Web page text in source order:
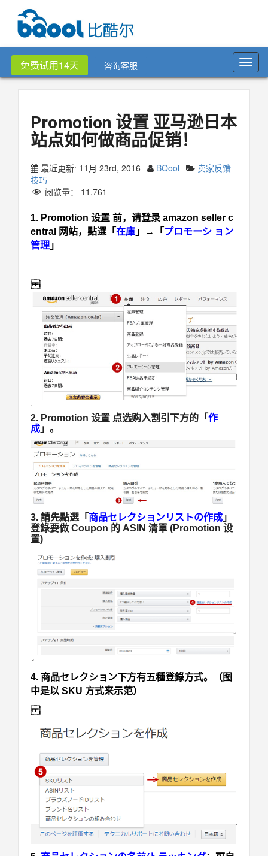
免费试用14天 咨询客服
Promotion 设置 亚马逊日本
站点如何做商品促销！
最近更新: 11月 23rd, 2016 BQool
卖家反馈
技巧
阅览量： 11,761
1. Promotion 设置 前，请登录 amazon seller c
entral 网站，點選「在庫 」→「 プロモーシ ョン
管理 」
2. Promotion 设置 点选购入割引下方的「作
成 」。
3. 請先點選「 商品セレクションリストの作成 」
登錄要做 Coupon 的 ASIN 清單 (Promotion 设
置)
4. 商品セレクション下方有五種登錄方式。（图
中是以 SKU 方式来示范）